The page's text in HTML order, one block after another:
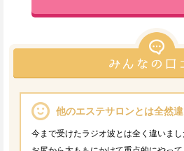
他のエステサロンとは全然違
今まで受けたラジオ波とは全く違いまし